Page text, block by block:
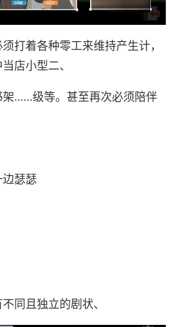
打着各种零工来维持产生计，
店小型二、
……级等。甚至再次必须陪伴
瑟瑟
同且独立的剧状、